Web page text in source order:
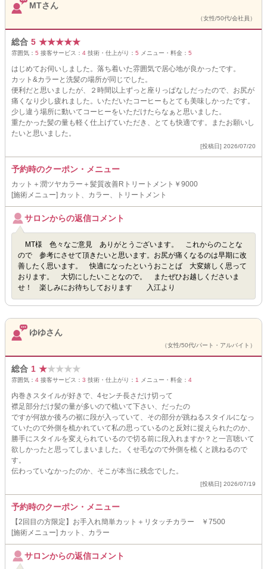
MTさん
（女性/50代/会社員）
総合 5 ★★★★★
雰囲気： 5 接客サービス： 4 技術・仕上がり： 5 メニュー・料金： 5
はじめてお伺いしました。落ち着いた雰囲気で居心地が良かったです。
カット&カラーと洗髪の場所が同じでした。
便利だと思いましたが、２時間以上ずっと座りっぱなしだったので、お尻が
痛くなり少し疲れました。いただいたコーヒーもとても美味しかったです。
少し違う場所に動いてコーヒーをいただけたらなぁと思いました。
重たかった髪の量も軽く仕上げていただき、とても快適です。またお願いし
たいと思いました。
[投稿日] 2026/07/20
予約時のクーポン・メニュー
カット＋潤ツヤカラー＋髪質改善Rトリートメント￥9000
[施術メニュー] カット、カラー、トリートメント
サロンからの返信コメント
MT様 色々なご意見 ありがとうございます。 これからのことな
ので 参考にさせて頂きたいと思います。お尻が痛くなるのは早期に改
善したく思います。 快適になったというおことば 大変嬉しく思って
おります。 大切にしたいことなので。 またぜひお越しくださいま
せ！ 楽しみにお待ちしております 入江より
ゆゆさん
（女性/50代/パート・アルバイト）
総合 1 ★★★★★
雰囲気： 4 接客サービス： 3 技術・仕上がり： 1 メニュー・料金： 4
内巻きスタイルが好きで、4センチ長さだけ切って
襟足部分だけ髪の量が多いので梳いて下さい、だったの
ですが何故か後ろの裾に段が入っていて、その部分が跳ねるスタイルになっ
ていたので外側を梳かれていて私の思っているのと反対に捉えられたのか、
勝手にスタイルを変えられているので切る前に段入れますか？と一言聴いて
欲しかったと思ってしまいました。くせ毛なので外側を梳くと跳ねるので
す。
伝わっていなかったのか、そこが本当に残念でした。
[投稿日] 2026/07/19
予約時のクーポン・メニュー
【2回目の方限定】お手入れ簡単カット＋リタッチカラー ￥7500
[施術メニュー] カット、カラー
サロンからの返信コメント